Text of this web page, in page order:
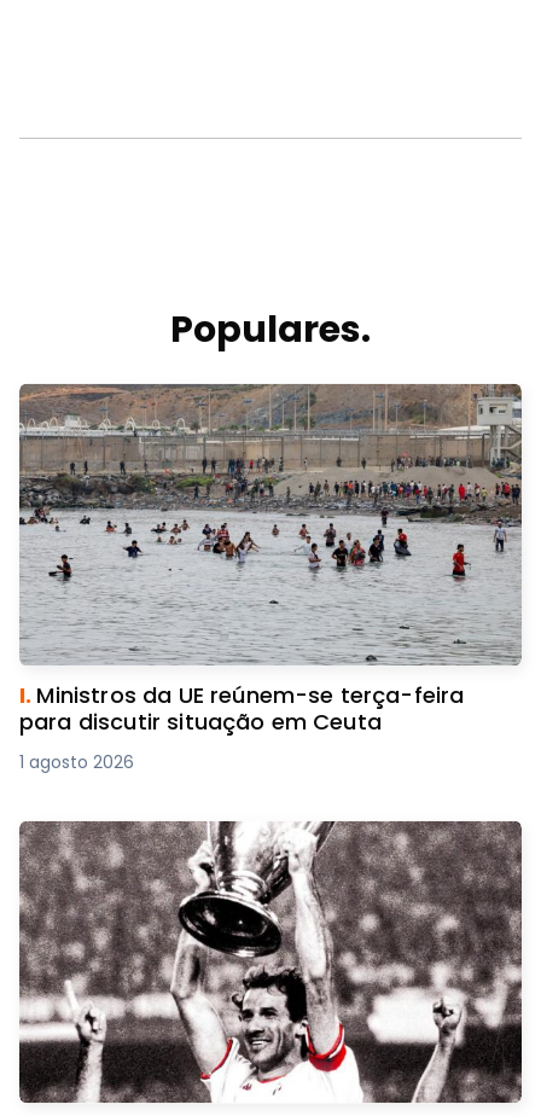
Populares.
I. Ministros da UE reúnem-se terça-feira
para discutir situação em Ceuta
1 agosto 2026